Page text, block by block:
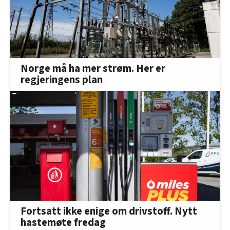
Norge må ha mer strøm. Her er
regjeringens plan
Fortsatt ikke enige om drivstoff. Nytt
hastemøte fredag